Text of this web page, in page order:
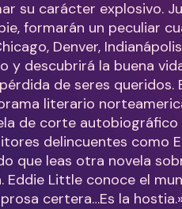
su carácter explosivo.
formarán un peculiar
Denver,
y descubrirá la buena
de seres
literario
de corte
delincuentes como
que leas otra novela
Eddie Little conoce el
certera…Es la